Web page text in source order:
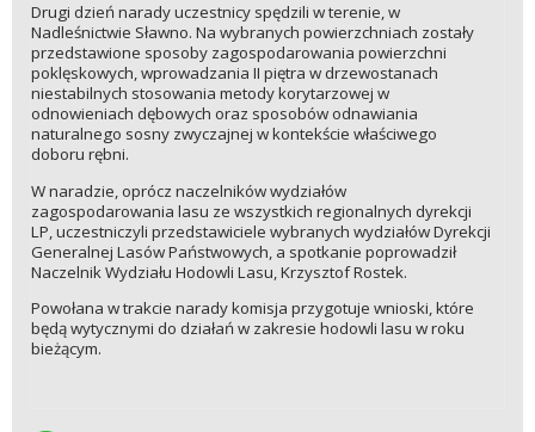
Drugi dzień narady uczestnicy spędzili w terenie, w
Nadleśnictwie Sławno. Na wybranych powierzchniach zostały
przedstawione sposoby zagospodarowania powierzchni
poklęskowych, wprowadzania II piętra w drzewostanach
niestabilnych stosowania metody korytarzowej w
odnowieniach dębowych oraz sposobów odnawiania
naturalnego sosny zwyczajnej w kontekście właściwego
doboru rębni.
W naradzie, oprócz naczelników wydziałów
zagospodarowania lasu ze wszystkich regionalnych dyrekcji
LP, uczestniczyli przedstawiciele wybranych wydziałów Dyrekcji
Generalnej Lasów Państwowych, a spotkanie poprowadził
Naczelnik Wydziału Hodowli Lasu, Krzysztof Rostek.
Powołana w trakcie narady komisja przygotuje wnioski, które
będą wytycznymi do działań w zakresie hodowli lasu w roku
bieżącym.